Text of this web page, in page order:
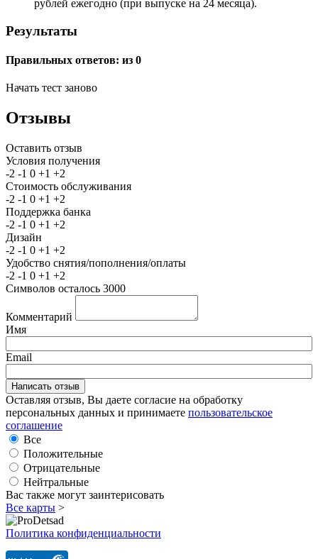
рублей ежегодно (при выпуске на 24 месяца).
Результаты
Правильных ответов: из 0
Начать тест заново
Отзывы
Оставить отзыв
Условия получения
-2 -1 0 +1 +2
Стоимость обслуживания
-2 -1 0 +1 +2
Поддержка банка
-2 -1 0 +1 +2
Дизайн
-2 -1 0 +1 +2
Удобство снятия/пополнения/оплаты
-2 -1 0 +1 +2
Символов осталось 3000
Комментарий
Имя
Email
Оставляя отзыв, Вы даете согласие на обработку
персональных данных и принимаете пользовательское
соглашение
Все
Положительные
Отрицательные
Нейтральные
Вас также могут заинтерисовать
Все карты >
Политика конфиденциальности